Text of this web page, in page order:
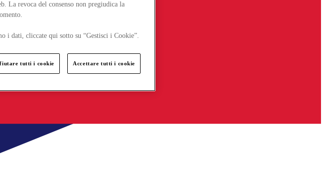
La revoca del consenso non pregiudica la
i dati, cliccate qui sotto su “Gestisci i Cookie”.
tutti i cookie Accettare tutti i cookie